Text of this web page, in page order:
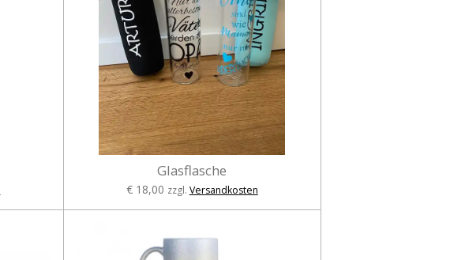
Glasflasche
€ 18,00 zzgl. Versandkosten